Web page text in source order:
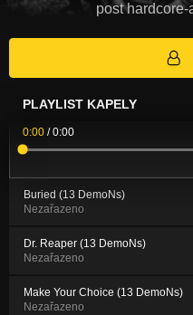
post
PLAYLIST KAPELY
0:00 /0:00
Buried (13 DemoNs)
Nezařazeno
Dr. Reaper (13 DemoNs)
Nezařazeno
Make Your Choice (13 DemoNs)
Nezařazeno